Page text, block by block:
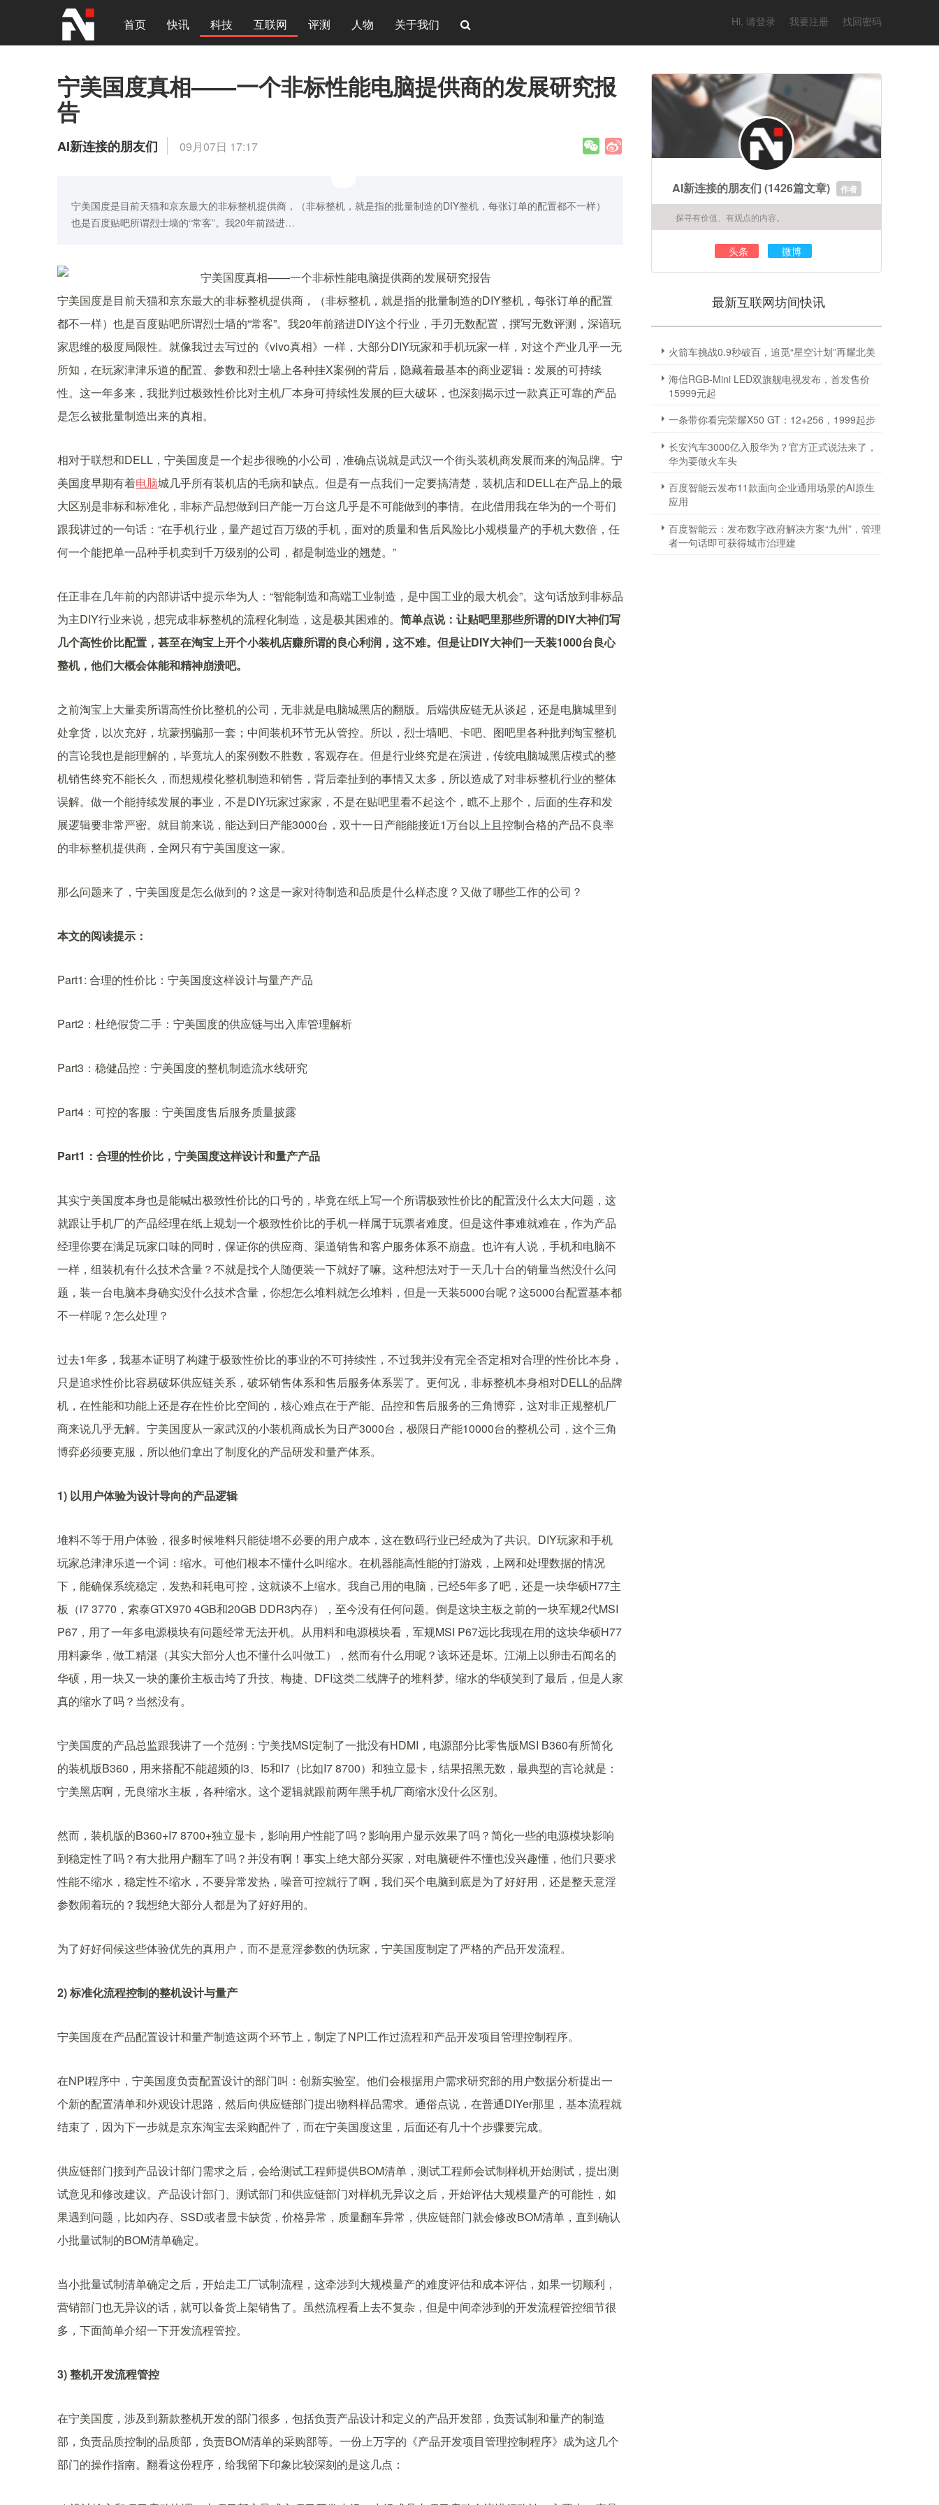
首页 快讯 科技 互联网 评测 人物 关于我们 Hi, 请登录 我要注册 找回密码
宁美国度真相——一个非标性能电脑提供商的发展研究报
告
AI新连接的朋友们 09月07日 17:17
宁美国度是目前天猫和京东最大的非标整机提供商，（非标整机，就是指的批量制造的DIY整机，每张订单的配置都不一样）
也是百度贴吧所谓烈士墙的“常客”。我20年前踏进…
宁美国度是目前天猫和京东最大的非标整机提供商，（非标整机，就是指的批量制造的DIY整机，每张订单的配置
都不一样）也是百度贴吧所谓烈士墙的“常客”。我20年前踏进DIY这个行业，手刃无数配置，撰写无数评测，深谙玩
家思维的极度局限性。就像我过去写过的《vivo真相》一样，大部分DIY玩家和手机玩家一样，对这个产业几乎一无
所知，在玩家津津乐道的配置、参数和烈士墙上各种挂X案例的背后，隐藏着最基本的商业逻辑：发展的可持续
性。这一年多来，我批判过极致性价比对主机厂本身可持续性发展的巨大破坏，也深刻揭示过一款真正可靠的产品
是怎么被批量制造出来的真相。
相对于联想和DELL，宁美国度是一个起步很晚的小公司，准确点说就是武汉一个街头装机商发展而来的淘品牌。宁
美国度早期有着电脑城几乎所有装机店的毛病和缺点。但是有一点我们一定要搞清楚，装机店和DELL在产品上的最
大区别是非标和标准化，非标产品想做到日产能一万台这几乎是不可能做到的事情。在此借用我在华为的一个哥们
跟我讲过的一句话：“在手机行业，量产超过百万级的手机，面对的质量和售后风险比小规模量产的手机大数倍，任
何一个能把单一品种手机卖到千万级别的公司，都是制造业的翘楚。”
任正非在几年前的内部讲话中提示华为人：“智能制造和高端工业制造，是中国工业的最大机会”。这句话放到非标品
为主DIY行业来说，想完成非标整机的流程化制造，这是极其困难的。 简单点说：让贴吧里那些所谓的DIY大神们写
几个高性价比配置，甚至在淘宝上开个小装机店赚所谓的良心利润，这不难。但是让DIY大神们一天装1000台良心
整机，他们大概会体能和精神崩溃吧。
之前淘宝上大量卖所谓高性价比整机的公司，无非就是电脑城黑店的翻版。后端供应链无从谈起，还是电脑城里到
处拿货，以次充好，坑蒙拐骗那一套；中间装机环节无从管控。所以，烈士墙吧、卡吧、图吧里各种批判淘宝整机
的言论我也是能理解的，毕竟坑人的案例数不胜数，客观存在。但是行业终究是在演进，传统电脑城黑店模式的整
机销售终究不能长久，而想规模化整机制造和销售，背后牵扯到的事情又太多，所以造成了对非标整机行业的整体
误解。做一个能持续发展的事业，不是DIY玩家过家家，不是在贴吧里看不起这个，瞧不上那个，后面的生存和发
展逻辑要非常严密。就目前来说，能达到日产能3000台，双十一日产能能接近1万台以上且控制合格的产品不良率
的非标整机提供商，全网只有宁美国度这一家。
那么问题来了，宁美国度是怎么做到的？这是一家对待制造和品质是什么样态度？又做了哪些工作的公司？
本文的阅读提示：
Part1: 合理的性价比：宁美国度这样设计与量产产品
Part2：杜绝假货二手：宁美国度的供应链与出入库管理解析
Part3：稳健品控：宁美国度的整机制造流水线研究
Part4：可控的客服：宁美国度售后服务质量披露
Part1：合理的性价比，宁美国度这样设计和量产产品
其实宁美国度本身也是能喊出极致性价比的口号的，毕竟在纸上写一个所谓极致性价比的配置没什么太大问题，这
就跟让手机厂的产品经理在纸上规划一个极致性价比的手机一样属于玩票者难度。但是这件事难就难在，作为产品
经理你要在满足玩家口味的同时，保证你的供应商、渠道销售和客户服务体系不崩盘。也许有人说，手机和电脑不
一样，组装机有什么技术含量？不就是找个人随便装一下就好了嘛。这种想法对于一天几十台的销量当然没什么问
题，装一台电脑本身确实没什么技术含量，你想怎么堆料就怎么堆料，但是一天装5000台呢？这5000台配置基本都
不一样呢？怎么处理？
过去1年多，我基本证明了构建于极致性价比的事业的不可持续性，不过我并没有完全否定相对合理的性价比本身，
只是追求性价比容易破坏供应链关系，破坏销售体系和售后服务体系罢了。更何况，非标整机本身相对DELL的品牌
机，在性能和功能上还是存在性价比空间的，核心难点在于产能、品控和售后服务的三角博弈，这对非正规整机厂
商来说几乎无解。宁美国度从一家武汉的小装机商成长为日产3000台，极限日产能10000台的整机公司，这个三角
博弈必须要克服，所以他们拿出了制度化的产品研发和量产体系。
1) 以用户体验为设计导向的产品逻辑
堆料不等于用户体验，很多时候堆料只能徒增不必要的用户成本，这在数码行业已经成为了共识。DIY玩家和手机
玩家总津津乐道一个词：缩水。可他们根本不懂什么叫缩水。在机器能高性能的打游戏，上网和处理数据的情况
下，能确保系统稳定，发热和耗电可控，这就谈不上缩水。我自己用的电脑，已经5年多了吧，还是一块华硕H77主
板（i7 3770，索泰GTX970 4GB和20GB DDR3内存），至今没有任何问题。倒是这块主板之前的一块军规2代MSI
P67，用了一年多电源模块有问题经常无法开机。从用料和电源模块看，军规MSI P67远比我现在用的这块华硕H77
用料豪华，做工精湛（其实大部分人也不懂什么叫做工），然而有什么用呢？该坏还是坏。江湖上以卵击石闻名的
华硕，用一块又一块的廉价主板击垮了升技、梅捷、DFI这类二线牌子的堆料梦。缩水的华硕笑到了最后，但是人家
真的缩水了吗？当然没有。
宁美国度的产品总监跟我讲了一个范例：宁美找MSI定制了一批没有HDMI，电源部分比零售版MSI B360有所简化
的装机版B360，用来搭配不能超频的I3、I5和I7（比如I7 8700）和独立显卡，结果招黑无数，最典型的言论就是：
宁美黑店啊，无良缩水主板，各种缩水。这个逻辑就跟前两年黑手机厂商缩水没什么区别。
然而，装机版的B360+I7 8700+独立显卡，影响用户性能了吗？影响用户显示效果了吗？简化一些的电源模块影响
到稳定性了吗？有大批用户翻车了吗？并没有啊！事实上绝大部分买家，对电脑硬件不懂也没兴趣懂，他们只要求
性能不缩水，稳定性不缩水，不要异常发热，噪音可控就行了啊，我们买个电脑到底是为了好好用，还是整天意淫
参数闹着玩的？我想绝大部分人都是为了好好用的。
为了好好伺候这些体验优先的真用户，而不是意淫参数的伪玩家，宁美国度制定了严格的产品开发流程。
2) 标准化流程控制的整机设计与量产
宁美国度在产品配置设计和量产制造这两个环节上，制定了NPI工作过流程和产品开发项目管理控制程序。
在NPI程序中，宁美国度负责配置设计的部门叫：创新实验室。他们会根据用户需求研究部的用户数据分析提出一
个新的配置清单和外观设计思路，然后向供应链部门提出物料样品需求。通俗点说，在普通DIYer那里，基本流程就
结束了，因为下一步就是京东淘宝去采购配件了，而在宁美国度这里，后面还有几十个步骤要完成。
供应链部门接到产品设计部门需求之后，会给测试工程师提供BOM清单，测试工程师会试制样机开始测试，提出测
试意见和修改建议。产品设计部门、测试部门和供应链部门对样机无异议之后，开始评估大规模量产的可能性，如
果遇到问题，比如内存、SSD或者显卡缺货，价格异常，质量翻车异常，供应链部门就会修改BOM清单，直到确认
小批量试制的BOM清单确定。
当小批量试制清单确定之后，开始走工厂试制流程，这牵涉到大规模量产的难度评估和成本评估，如果一切顺利，
营销部门也无异议的话，就可以备货上架销售了。虽然流程看上去不复杂，但是中间牵涉到的开发流程管控细节很
多，下面简单介绍一下开发流程管控。
3) 整机开发流程管控
在宁美国度，涉及到新款整机开发的部门很多，包括负责产品设计和定义的产品开发部，负责试制和量产的制造
部，负责品质控制的品质部，负责BOM清单的采购部等。一份上万字的《产品开发项目管理控制程序》成为这几个
部门的操作指南。翻看这份程序，给我留下印象比较深刻的是这几点：
AI新连接的朋友们 (1426篇文章) 作者
探寻有价值、有观点的内容。
头条 微博
最新互联网坊间快讯
火箭车挑战0.9秒破百，追觅“星空计划”再耀北美
海信RGB-Mini LED双旗舰电视发布，首发售价
15999元起
一条带你看完荣耀X50 GT：12+256，1999起步
长安汽车3000亿入股华为？官方正式说法来了，
华为要做火车头
百度智能云发布11款面向企业通用场景的AI原生
应用
百度智能云：发布数字政府解决方案“九州”，管理
者一句话即可获得城市治理建